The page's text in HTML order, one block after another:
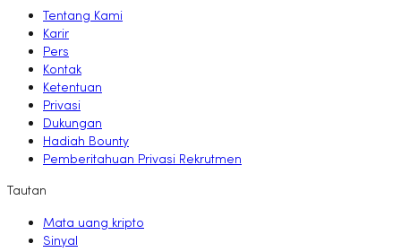
Tentang Kami
Karir
Pers
Kontak
Ketentuan
Privasi
Dukungan
Hadiah Bounty
Pemberitahuan Privasi Rekrutmen
Tautan
Mata uang kripto
Sinyal